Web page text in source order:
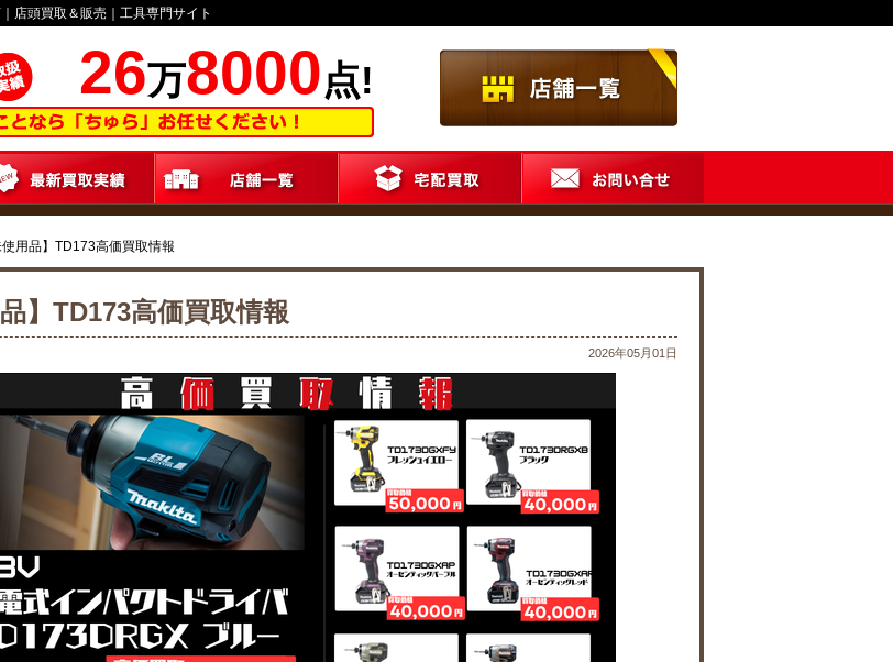
店頭買取＆販売｜工具専門サイト
26万8000点!
使用品】TD173高価買取情報
品】TD173高価買取情報
2026年05月01日